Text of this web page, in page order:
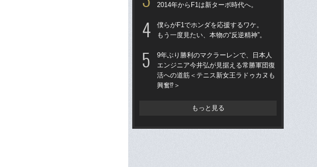
2014年からF1は新ターボ時代へ。
僕らがF1でホンダを応援するワケ。
もう一度見たい、本物の“反逆精神”。
9年ぶり勝利のマクラーレンで、日本人
エンジニア今井弘が見据える常勝軍団復
活への道筋＜テニス新女王ラドゥカヌも
興奮⁉＞
もっと見る